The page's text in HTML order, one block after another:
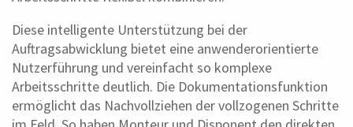
Diese intelligente Unterstützung bei der
Auftragsabwicklung bietet eine anwenderorientierte
Nutzerführung und vereinfacht so komplexe
Arbeitsschritte deutlich. Die Dokumentationsfunktion
ermöglicht das Nachvollziehen der vollzogenen Schritte